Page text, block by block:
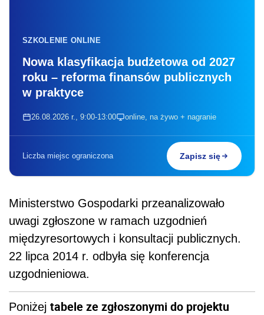
SZKOLENIE ONLINE
Nowa klasyfikacja budżetowa od 2027
roku – reforma finansów publicznych
w praktyce
26.08.2026 r., 9:00-13:00 online, na żywo + nagranie
Liczba miejsc ograniczona Zapisz się
Ministerstwo Gospodarki przeanalizowało
uwagi zgłoszone w ramach uzgodnień
międzyresortowych i konsultacji publicznych.
22 lipca 2014 r. odbyła się konferencja
uzgodnieniowa.
Poniżej tabele ze zgłoszonymi do projektu